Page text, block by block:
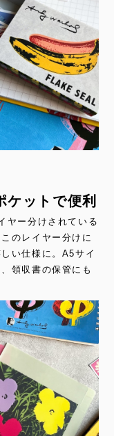
ケットで便利
ヤー分けされている
のレイヤー分けに
い仕様に。A5サイ
領収書の保管にも